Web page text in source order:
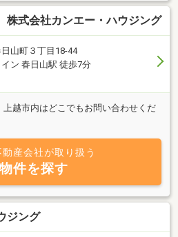
式会社カンエー・ハウジング
山町３丁目18-44
ン 春日山駅 徒歩7分
越市内はどこでもお問い合わせくだ
動産会社が取り扱う
件を探す
ジング